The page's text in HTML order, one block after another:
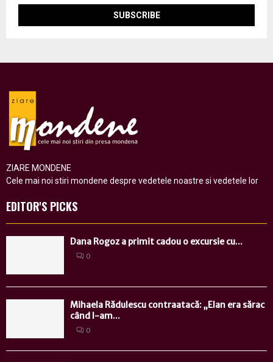
ZIARE MONDENE
Cele mai noi stiri mondene despre vedetele noastre si vedetele lor
EDITOR'S PICKS
Dana Rogoz a primit cadou o excursie cu...
0
Mihaela Rădulescu contraatacă: „Elan era sărac
când l-am...
0